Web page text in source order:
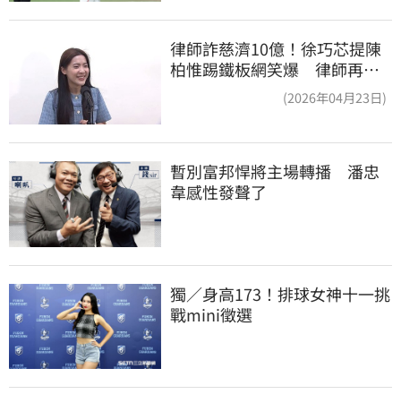
律師詐慈濟10億！徐巧芯提陳
柏惟踢鐵板網笑爆 律師再曬1
(2026年04月23日)
暫別富邦悍將主場轉播　潘忠
韋感性發聲了
獨／身高173！排球女神十一挑
戰mini徵選